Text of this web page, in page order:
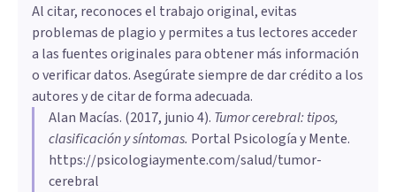
Al citar, reconoces el trabajo original, evitas
problemas de plagio y permites a tus lectores acceder
a las fuentes originales para obtener más información
o verificar datos. Asegúrate siempre de dar crédito a los
autores y de citar de forma adecuada.
Alan Macías. (2017, junio 4). ​Tumor cerebral: tipos,
clasificación y síntomas. Portal Psicología y Mente.
https://psicologiaymente.com/salud/tumor-
cerebral